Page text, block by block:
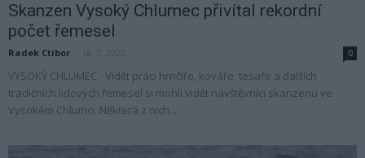
Skanzen Vysoký Chlumec přivítal rekordní
počet řemesel
Radek Ctibor 0
VYSOKÝ CHLUMEC - Vidět práci hrnčíře, kováře, tesaře a dalších
tradičních lidových řemesel si mohli vidět návštěvníci skanzenu ve
Vysokém Chlumci. Některá z nich...